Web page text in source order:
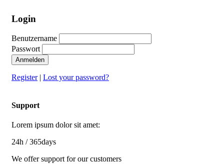
Login
Benutzername
Passwort
Anmelden
Register| Lost your password?
Support
Lorem ipsum dolor sit amet:
24h / 365days
We offer support for our customers